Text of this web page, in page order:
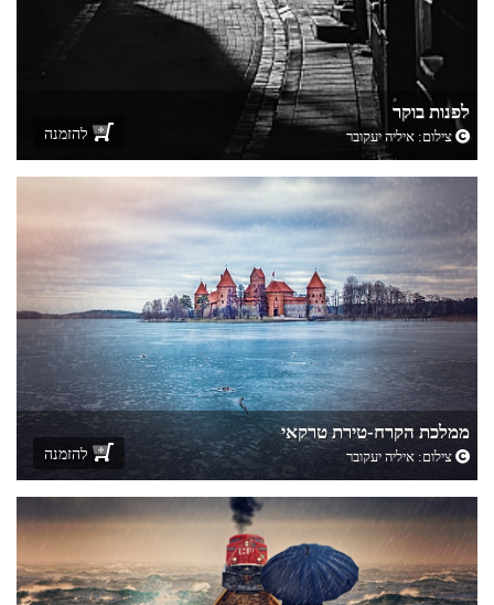
לפנות בוקר
צילום: איליה יעקובר להזמנה
ממלכת הקרח-טירת טרקאי
צילום: איליה יעקובר להזמנה